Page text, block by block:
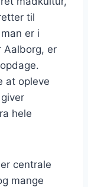
til
er i
Aalborg, er
at opleve
hele
centrale
mange